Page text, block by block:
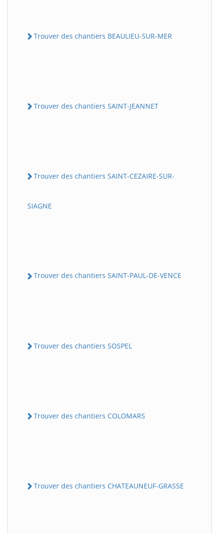
Trouver des chantiers BEAULIEU-SUR-MER
Trouver des chantiers SAINT-JEANNET
Trouver des chantiers SAINT-CEZAIRE-SUR-
SIAGNE
Trouver des chantiers SAINT-PAUL-DE-VENCE
Trouver des chantiers SOSPEL
Trouver des chantiers COLOMARS
Trouver des chantiers CHATEAUNEUF-GRASSE